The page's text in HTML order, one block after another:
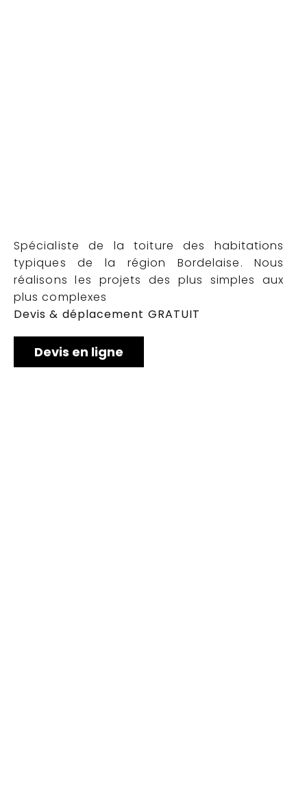
Spécialiste de la toiture des habitations
typiques de la région Bordelaise. Nous
réalisons les projets des plus simples aux
plus complexes
Devis & déplacement GRATUIT
Devis en ligne